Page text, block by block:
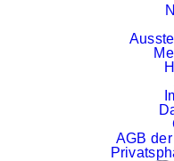
AGB